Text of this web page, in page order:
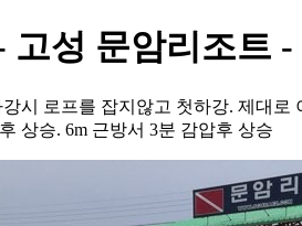
성 문암리조트 -
시 로프를 잡지않고 첫하강. 제대
상승. 6m 근방서 3분 감압후 상승